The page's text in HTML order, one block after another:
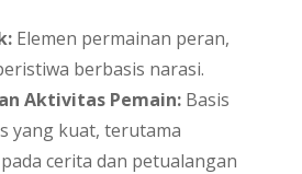
Elemen permainan peran,
berbasis narasi.
Aktivitas Pemain: Basis
yang kuat, terutama
cerita dan petualangan